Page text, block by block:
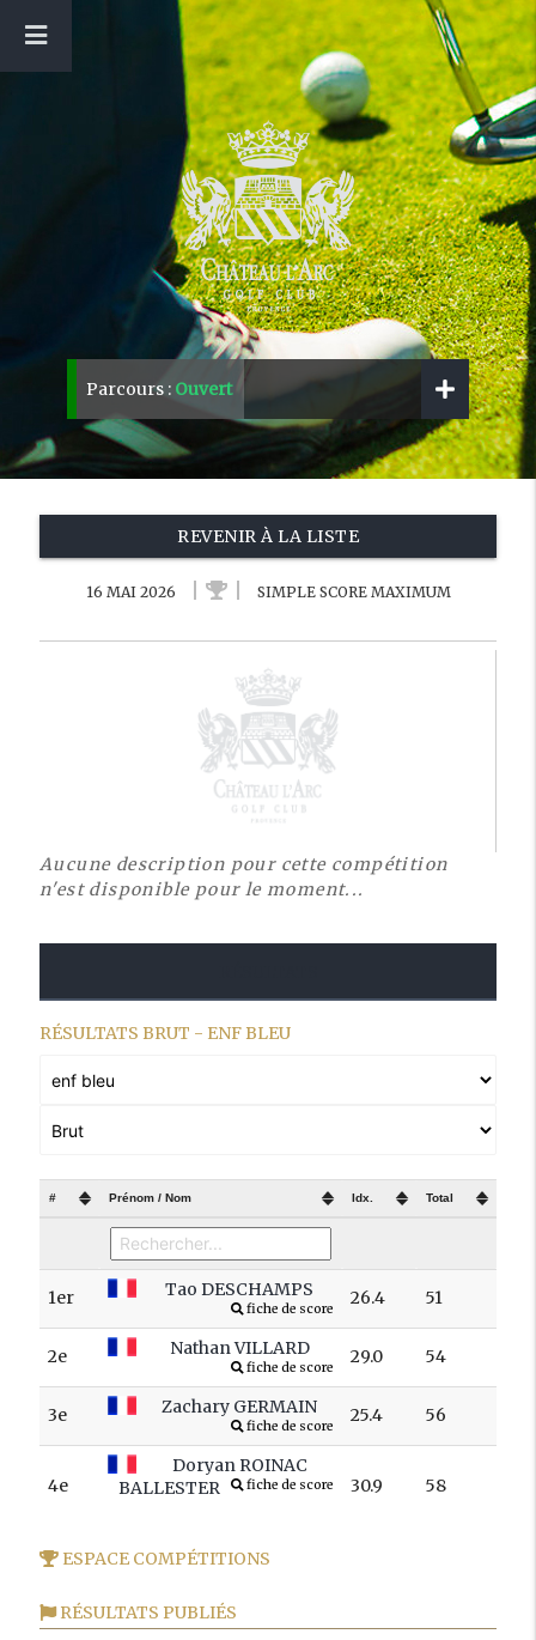
Parcours : Ouvert
REVENIR À LA LISTE
16 MAI 2026 SIMPLE SCORE MAXIMUM
Aucune description pour cette compétition
n'est disponible pour le moment...
RÉSULTATS BRUT - ENF BLEU
# Prénom / Nom Idx. Total
1er Tao DESCHAMPS
fiche de score
26.4 51
2e Nathan VILLARD
fiche de score
29.0 54
3e Zachary GERMAIN
fiche de score
25.4 56
4e
Doryan ROINAC
BALLESTER
fiche de score 30.9 58
ESPACE COMPÉTITIONS
RÉSULTATS PUBLIÉS